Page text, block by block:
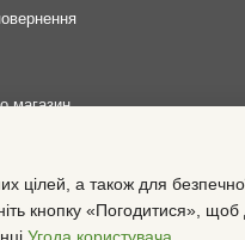
магазин
цілей, а також для
кнопку «Погодитися», щоб